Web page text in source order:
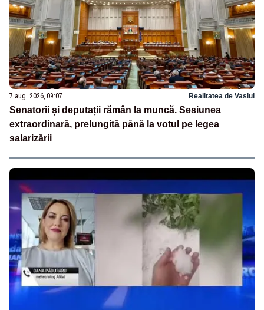
7 aug. 2026, 09:07 Realitatea de Vaslui
Senatorii și deputații rămân la muncă. Sesiunea
extraordinară, prelungită până la votul pe legea
salarizării